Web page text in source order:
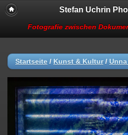
Stefan Uchrin
Fotografie zwischen
Startseite / Kunst & Kultur/